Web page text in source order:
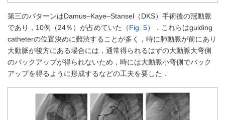
第三のパターンはDamus–Kaye–Stansel（DKS）手術後の冠動脈
であり，10例（24％）が占めていた（Fig. 5）．これらはguiding
catheterの位置決めに難渋することが多く，特に肺動脈が前にあり
大動脈が後方にある場合には，通常得られるはずの大動脈大弯側
のバックアップが得られないため，時には大動脈小弯側でバック
アップを得るように形成するなどの工夫を要した．